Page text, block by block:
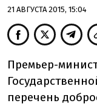
21 АВГУСТА 2015, 15:04
Премьер-
перечень